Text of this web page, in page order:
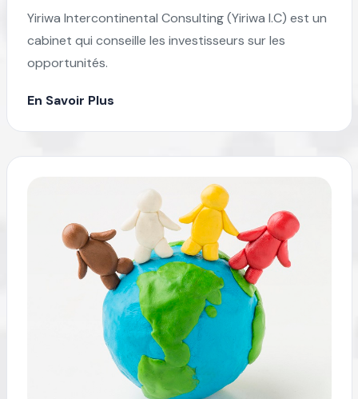
Yiriwa Intercontinental Consulting (Yiriwa I.C) est un
cabinet qui conseille les investisseurs sur les
opportunités.
En Savoir Plus